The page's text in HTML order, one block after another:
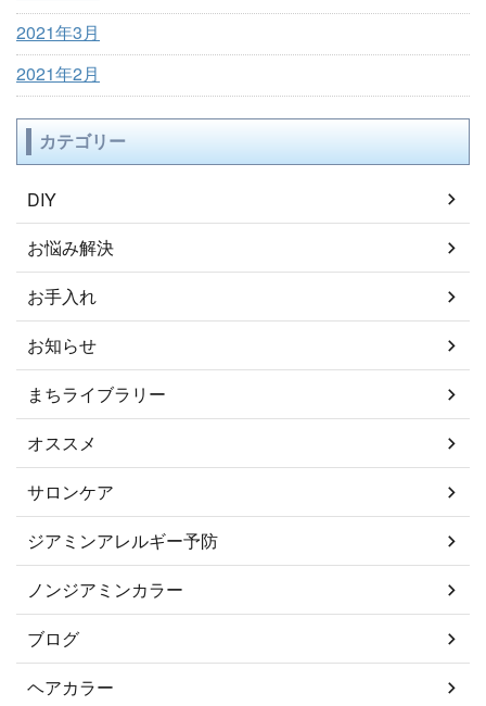
2021年3月
2021年2月
カテゴリー
DIY
お悩み解決
お手入れ
お知らせ
まちライブラリー
オススメ
サロンケア
ジアミンアレルギー予防
ノンジアミンカラー
ブログ
ヘアカラー